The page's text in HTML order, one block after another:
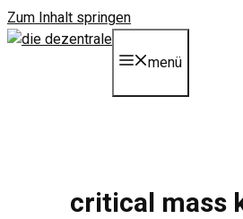
Zum Inhalt springen
menü
critical mass